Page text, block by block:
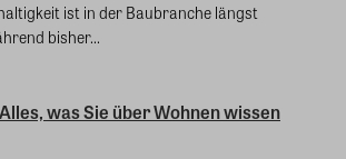
ist in der Baubranche längst
bisher...
was Sie über Wohnen wissen